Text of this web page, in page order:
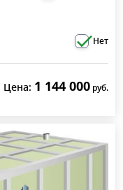
Нет
Цена: 1 144 000руб.